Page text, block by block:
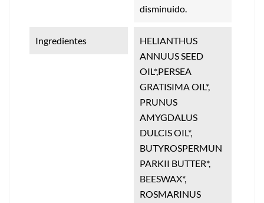
disminuido.
Ingredientes
HELIANTHUS
ANNUUS SEED
OIL*,PERSEA
GRATISIMA OIL*,
PRUNUS
AMYGDALUS
DULCIS OIL*,
BUTYROSPERMUN
PARKII BUTTER*,
BEESWAX*,
ROSMARINUS